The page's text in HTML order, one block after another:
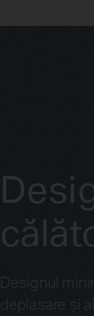
Designul
deplasare și